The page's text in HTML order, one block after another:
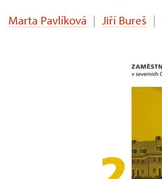
Marta Pavlíková | Jiří Bureš |